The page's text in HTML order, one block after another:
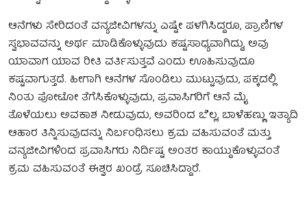
ಆನೆಗಳು ಸೇರಿದಂತೆ ವನ್ಯಜೀವಿಗಳನ್ನು ಎಷ್ಟೇ ಪಳಗಿಸಿದ್ದರೂ, ಪ್ರಾಣಿಗಳ
ಸ್ವಭಾವವನ್ನು ಅರ್ಥ ಮಾಡಿಕೊಳ್ಳುವುದು ಕಷ್ಟಸಾಧ್ಯವಾಗಿದ್ದು, ಅವು
ಯಾವಾಗ ಯಾವ ರೀತಿ ವರ್ತಿಸುತ್ತವೆ ಎಂದು ಊಹಿಸುವುದೂ
ಕಷ್ಟವಾಗುತ್ತದೆ. ಹೀಗಾಗಿ ಆನೆಗಳ ಸೊಂಡಿಲು ಮುಟ್ಟುವುದು, ಪಕ್ಕದಲ್ಲಿ
ನಿಂತು ಫೋಟೋ ತೆಗೆಸಿಕೊಳ್ಳುವುದು, ಪ್ರವಾಸಿಗರಿಗೆ ಆನೆ ಮೈ
ತೊಳೆಯಲು ಅವಕಾಶ ನೀಡುವುದು, ಅವರಿಂದ ಬೆಲ್ಲ, ಬಾಳೆಹಣ್ಣು ಇತ್ಯಾದಿ
ಆಹಾರ ತಿನ್ನಿಸುವುದನ್ನು ನಿರ್ಬಂಧಿಸಲು ಕ್ರಮ ವಹಿಸುವಂತೆ ಮತ್ತು
ವನ್ಯಜೀವಿಗಳಿಂದ ಪ್ರವಾಸಿಗರು ನಿರ್ದಿಷ್ಟ ಅಂತರ ಕಾಯ್ದುಕೊಳ್ಳುವಂತೆ
ಕ್ರಮ ವಹಿಸುವಂತೆ ಈಶ್ವರ ಖಂಡ್ರೆ ಸೂಚಿಸಿದ್ದಾರೆ.